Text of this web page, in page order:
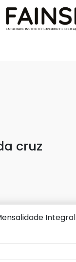
cruz
Integral